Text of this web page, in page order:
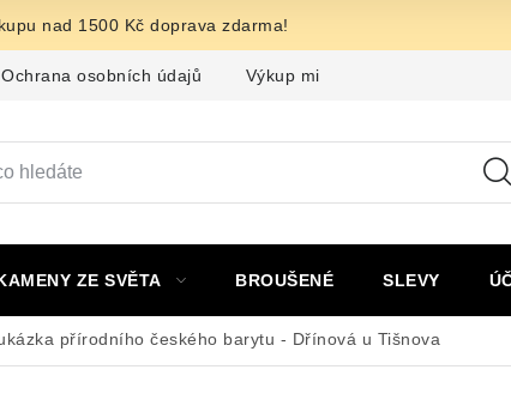
nad 1500 Kč doprava zdarma!
Ochrana osobních údajů Výkup minerálů a drahých
ZE SVĚTA BROUŠENÉ SLEVY
přírodního českého barytu - Dřínová u Tišnova